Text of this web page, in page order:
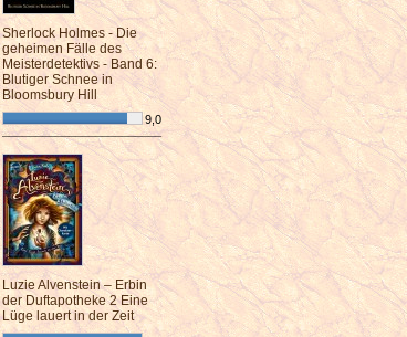
Sherlock Holmes - Die
geheimen Fälle des
Meisterdetektivs - Band 6:
Blutiger Schnee in
Bloomsbury Hill
9,0
¯¯¯¯¯¯¯¯¯¯¯¯¯¯¯¯¯¯¯¯¯¯¯¯
Luzie Alvenstein – Erbin
der Duftapotheke 2 Eine
Lüge lauert in der Zeit